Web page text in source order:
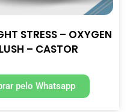
STRESS – OXYGEN
– CASTOR
pelo Whatsapp